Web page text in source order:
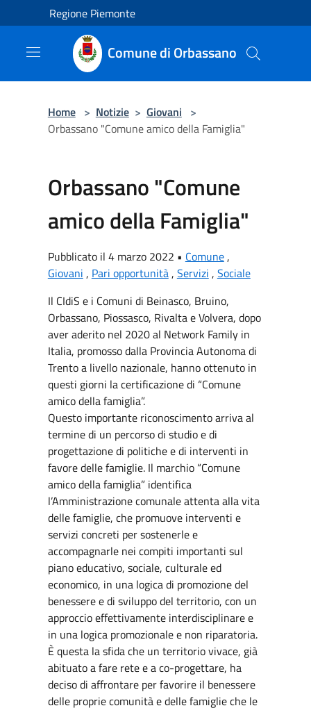
Salta al contenuto principale
Regione Piemonte
Comune di Orbassano
Home > Notizie > Giovani >
Orbassano "Comune amico della Famiglia"
Orbassano "Comune
amico della Famiglia"
Pubblicato il 4 marzo 2022 • Comune,
Giovani , Pari opportunità, Servizi , Sociale
Il CIdiS e i Comuni di Beinasco, Bruino,
Orbassano, Piossasco, Rivalta e Volvera, dopo
aver aderito nel 2020 al Network Family in
Italia, promosso dalla Provincia Autonoma di
Trento a livello nazionale, hanno ottenuto in
questi giorni la certificazione di “Comune
amico della famiglia”.
Questo importante riconoscimento arriva al
termine di un percorso di studio e di
progettazione di politiche e di interventi in
favore delle famiglie. Il marchio “Comune
amico della famiglia” identifica
l’Amministrazione comunale attenta alla vita
delle famiglie, che promuove interventi e
servizi concreti per sostenerle e
accompagnarle nei compiti importanti sul
piano educativo, sociale, culturale ed
economico, in una logica di promozione del
benessere e di sviluppo del territorio, con un
approccio effettivamente interdisciplinare e
in una logica promozionale e non riparatoria.
È questa la sfida che un territorio vivace, già
abituato a fare rete e a co-progettare, ha
deciso di affrontare per favorire il benessere
delle proprie comunità e delle famiglie che le